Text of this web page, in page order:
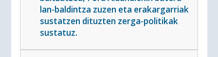
lan-baldintza zuzen eta erakargarriak
sustatzen dituzten zerga-politikak
sustatuz.